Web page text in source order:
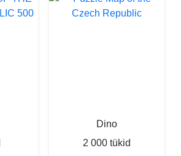
Dino
2 000 tükid